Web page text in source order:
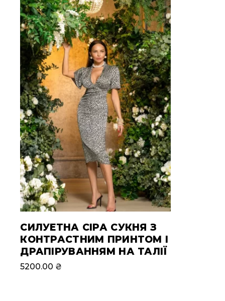
СИЛУЕТНА СІРА СУКНЯ З
КОНТРАСТНИМ ПРИНТОМ І
ДРАПІРУВАННЯМ НА ТАЛІЇ
5200.00 ₴